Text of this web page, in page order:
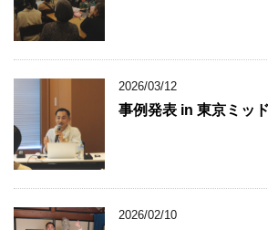
2026/03/12
事例発表 in 東京ミッ
2026/02/10